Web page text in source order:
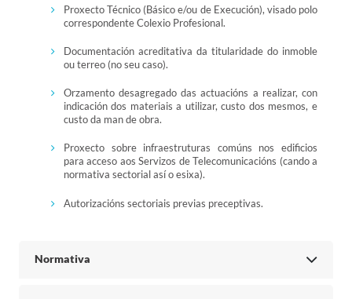
Proxecto Técnico (Básico e/ou de Execución), visado polo
correspondente Colexio Profesional.
Documentación acreditativa da titularidade do inmoble
ou terreo (no seu caso).
Orzamento desagregado das actuacións a realizar, con
indicación dos materiais a utilizar, custo dos mesmos, e
custo da man de obra.
Proxecto sobre infraestruturas comúns nos edificios
para acceso aos Servizos de Telecomunicacións (cando a
normativa sectorial así o esixa).
Autorizacións sectoriais previas preceptivas.
Normativa